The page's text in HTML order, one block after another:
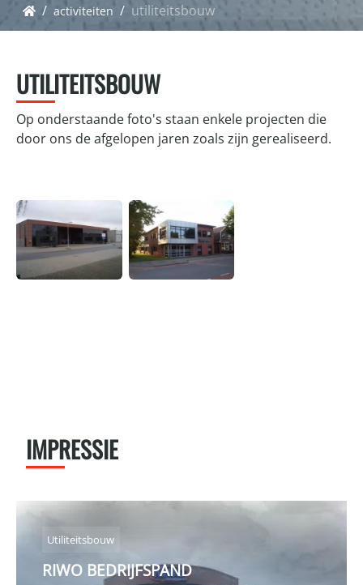
activiteiten utiliteitsbouw
UTILITEITSBOUW
Op onderstaande foto's staan enkele projecten die
door ons de afgelopen jaren zoals zijn gerealiseerd.
IMPRESSIE
Utiliteitsbouw
RIWO BEDRIJFSPAND